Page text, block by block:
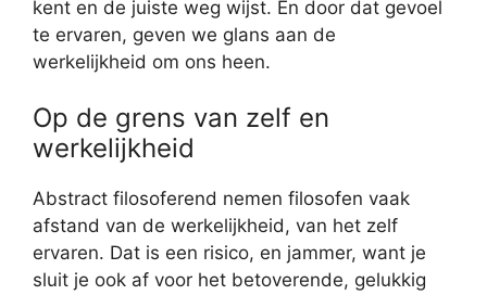
kent en de juiste weg wijst. En door dat gevoel
te ervaren, geven we glans aan de
werkelijkheid om ons heen.
Op de grens van zelf en
werkelijkheid
Abstract filosoferend nemen filosofen vaak
afstand van de werkelijkheid, van het zelf
ervaren. Dat is een risico, en jammer, want je
sluit je ook af voor het betoverende, gelukkig